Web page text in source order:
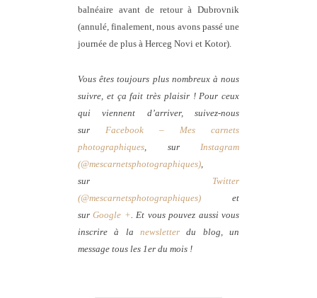
balnéaire avant de retour à Dubrovnik
(annulé, finalement, nous avons passé une
journée de plus à Herceg Novi et Kotor).
Vous êtes toujours plus nombreux à nous
suivre, et ça fait très plaisir ! Pour ceux
qui viennent d’arriver, suivez-nous
sur Facebook – Mes carnets
photographiques , sur Instagram
(@mescarnetsphotographiques)
sur Twitter
(@mescarnetsphotographiques) et
surGoogle + . Et vous pouvez aussi vous
inscrire à la newsletter du blog, un
message tous les 1er du mois !